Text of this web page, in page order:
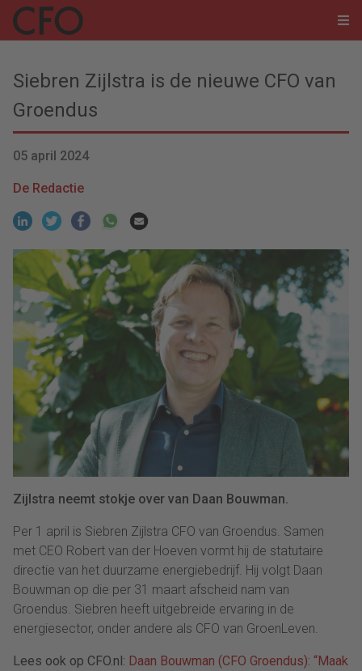
Siebren Zijlstra is de nieuwe CFO van
Groendus
05 april 2024
De Redactie
Zijlstra neemt stokje over van Daan Bouwman.
Per 1 april is Siebren Zijlstra CFO van Groendus. Samen
met CEO Robert van der Hoeven vormt hij de statutaire
directie van het duurzame energiebedrijf. Hij volgt Daan
Bouwman op die per 31 maart afscheid nam van
Groendus. Siebren heeft uitgebreide ervaring in de
energiesector, onder andere als CFO van GroenLeven.
Lees ook op CFO.nl: Daan Bouwman (CFO Groendus): “Maak